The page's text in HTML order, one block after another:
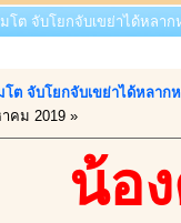
ต จับโยกจับเขย่าได้หลาก
ต จับโยกจับเขย่าได้หลาก
คม 2019 »
น้อ